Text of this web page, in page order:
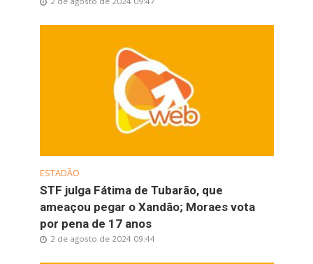
ESTADÃO
STF julga Fátima de Tubarão, que
ameaçou pegar o Xandão; Moraes vota
por pena de 17 anos
2 de agosto de 2024 09:44